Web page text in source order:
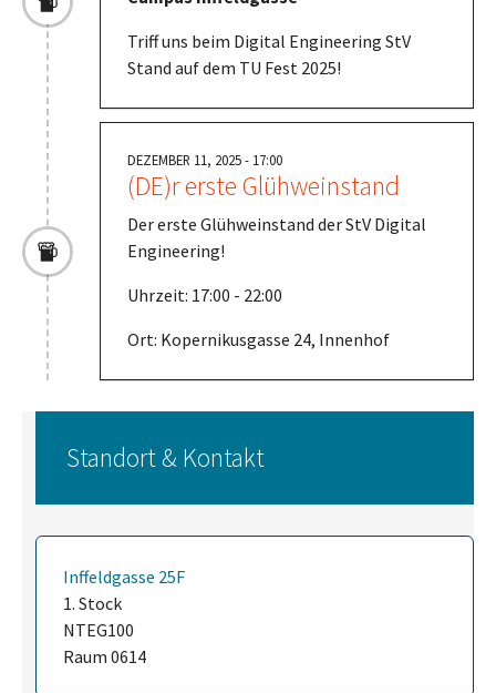
Triff uns beim Digital Engineering StV
Stand auf dem TU Fest 2025!
DEZEMBER 11, 2025 - 17:00
(DE)r erste Glühweinstand
Der erste Glühweinstand der StV Digital
Engineering!
Uhrzeit: 17:00 - 22:00
Ort: Kopernikusgasse 24, Innenhof
Standort & Kontakt
Inffeldgasse 25F
1. Stock
NTEG100
Raum 0614